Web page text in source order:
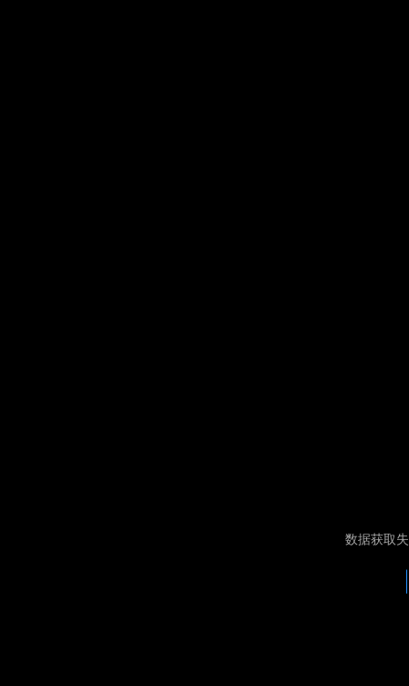
数据获取